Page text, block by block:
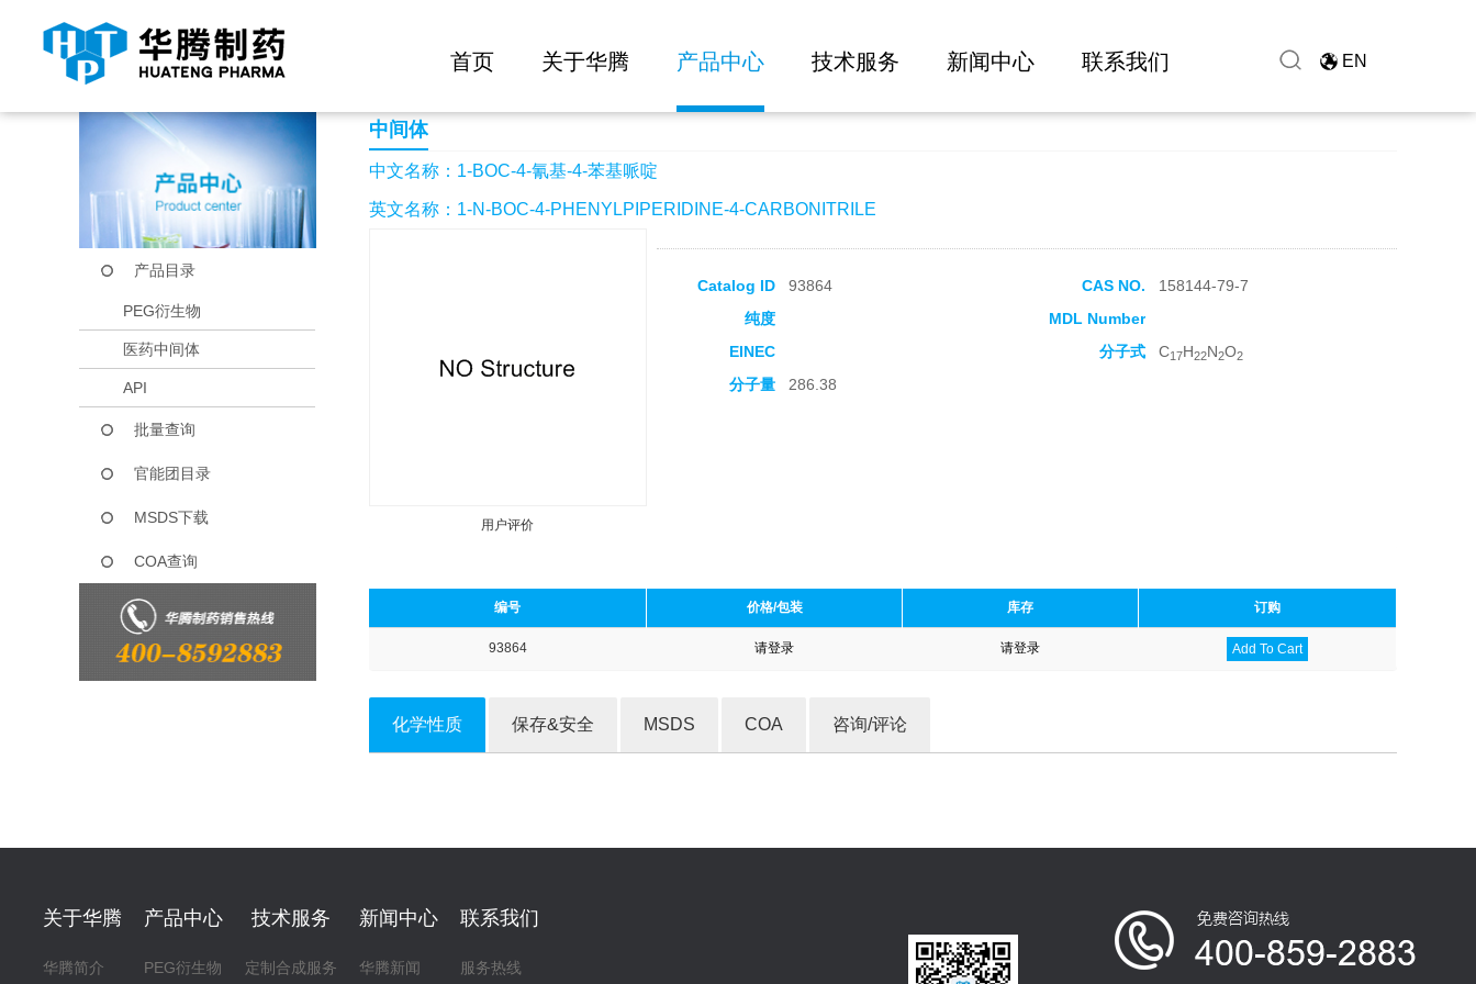
首页 关于华腾 产品中心 技术服务 新闻中心 联系我们 EN
当前位置： 首页 产品中心 1-BOC-4-氰基-4-苯基哌啶
产品目录
PEG衍生物
医药中间体
API
批量查询
官能团目录
MSDS下载
COA查询
中间体
中文名称：1-BOC-4-氰基-4-苯基哌啶
英文名称：1-N-BOC-4-PHENYLPIPERIDINE-4-CARBONITRILE
用户评价
Catalog ID 93864 CAS NO.
158144-79-7
纯度
MDL Number
EINEC
分子式 C17H22N2O2
分子量 286.38
编号 价格/包装 库存 订购
93864 请登录 请登录 Add To Cart
化学性质 保存&安全 MSDS COA 咨询/评论
关于华腾
华腾简介
产品中心
PEG衍生物
技术服务
定制合成服务
新闻中心
华腾新闻
联系我们
服务热线